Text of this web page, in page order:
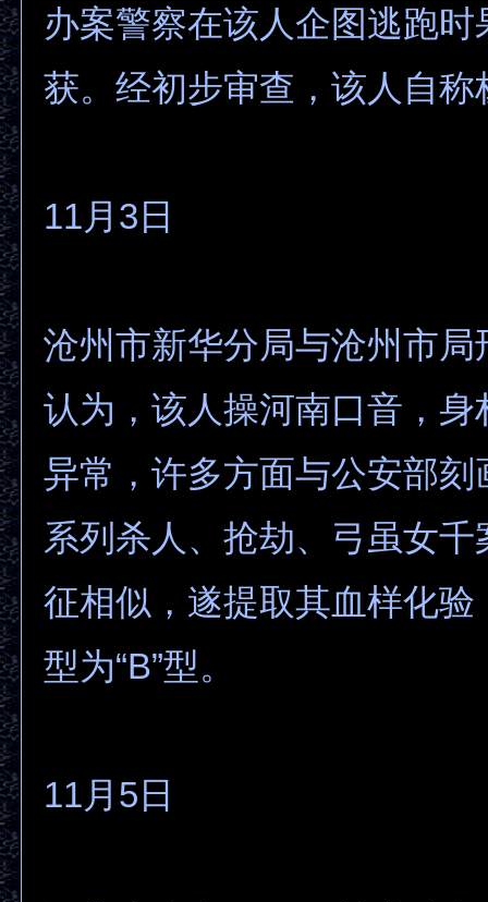
办案警察在该人企图逃跑时
获。经初步审查，该人自称
11月3日
沧州市新华分局与沧州市局
认为，该人操河南口音，身
异常，许多方面与公安部刻
系列杀人、抢劫、弓虽女
征相似，遂提取其血样化验
型为“B”型。
11月5日